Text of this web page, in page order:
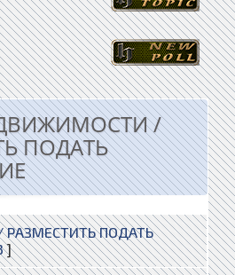
/
ПОДАТЬ
РАЗМЕСТИТЬ ПОДАТЬ
]